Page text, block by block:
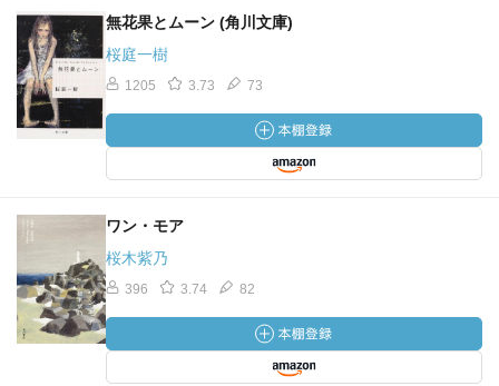
無花果とムーン (角川文庫)
桜庭一樹
1205 3.73 73
ワン・モア
桜木紫乃
396 3.74 82